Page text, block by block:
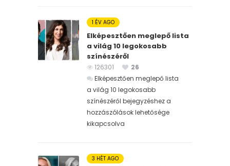
1 ÉV AGO
Elképesztően meglepő lista
a világ 10 legokosabb
színészéről
126301
26
Elképesztően meglepő lista
a világ 10 legokosabb
színészéről bejegyzéshez a
hozzászólások lehetősége
kikapcsolva
3 HÉT AGO